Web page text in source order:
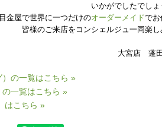
いかがでしたでしょ
金屋で世界に一つだけのオーダーメイドでお
皆様のご来店をコンシェルジュ一同楽し
大宮店 蓬田
の一覧はこちら »
一覧はこちら »
はこちら »